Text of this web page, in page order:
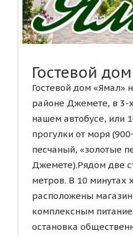
Гостевой
Гостевой дом «Ямал»
районе Джемете, в 3-
нашем автобусе, или
прогулки от моря
песчаный, «золотые
Джемете).Рядом две
метров. В 10
расположены
комплексным
остановка